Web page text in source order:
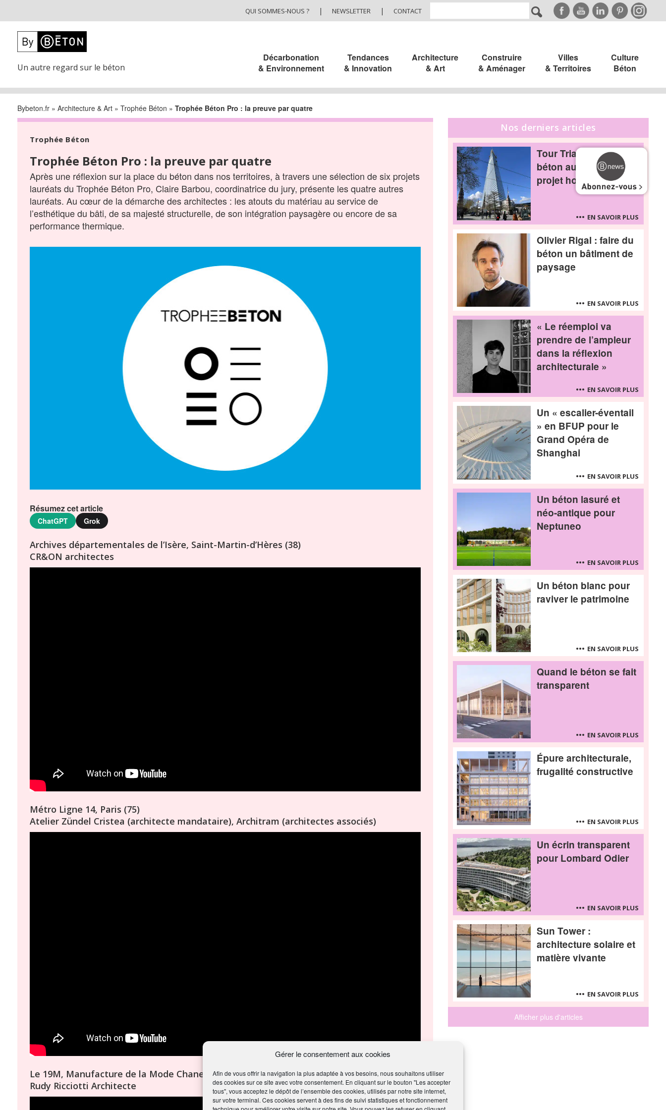
Gérer le consentement aux cookies
Afin de vous offrir la navigation la plus adaptée à vos besoins, nous souhaitons utiliser
des cookies sur ce site avec votre consentement. En cliquant sur le bouton "Les accepter
tous", vous acceptez le dépôt de l’ensemble des cookies, utilisés par notre site internet,
sur votre terminal. Ces cookies servent à des fins de suivi statistiques et fonctionnement
QUI SOMMES-NOUS ? | NEWSLETTER | CONTACT
Un autre regard sur le béton
Décarbonation
& Environnement
Tendances
& Innovation
Architecture
& Art
Construire
& Aménager
Villes
& Territoires
Culture
Béton
Bybeton.fr » Architecture & Art » Trophée Béton » Trophée Béton Pro : la preuve par quatre
Trophée Béton
Trophée Béton Pro : la preuve par quatre
Après une réflexion sur la place du béton dans nos territoires, à travers une sélection de six projets
lauréats du Trophée Béton Pro, Claire Barbou, coordinatrice du jury, présente les quatre autres
lauréats. Au cœur de la démarche des architectes : les atouts du matériau au service de
l’esthétique du bâti, de sa majesté structurelle, de son intégration paysagère ou encore de sa
performance thermique.
Résumez cet article
ChatGPT Grok
Archives départementales de l’Isère, Saint-Martin-d’Hères (38)
CR&ON architectes
Métro Ligne 14, Paris (75)
Atelier Zündel Cristea (architecte mandataire), Architram (architectes associés)
Le 19M, Manufacture de la Mode Chanel, Paris-Aubervilliers (75)
Rudy Ricciotti Architecte
Nos derniers articles
Tour Triangle : le
béton au cœur d’un
projet hors norme
EN SAVOIR PLUS
Olivier Rigal : faire du
béton un bâtiment de
paysage
EN SAVOIR PLUS
« Le réemploi va
prendre de l’ampleur
dans la réflexion
architecturale »
EN SAVOIR PLUS
Un « escalier-éventail
» en BFUP pour le
Grand Opéra de
Shanghai
EN SAVOIR PLUS
Un béton lasuré et
néo-antique pour
Neptuneo
EN SAVOIR PLUS
Un béton blanc pour
raviver le patrimoine
EN SAVOIR PLUS
Quand le béton se fait
transparent
EN SAVOIR PLUS
Épure architecturale,
frugalité constructive
EN SAVOIR PLUS
Un écrin transparent
pour Lombard Odier
EN SAVOIR PLUS
Sun Tower :
architecture solaire et
matière vivante
EN SAVOIR PLUS
Afficher plus d'articles